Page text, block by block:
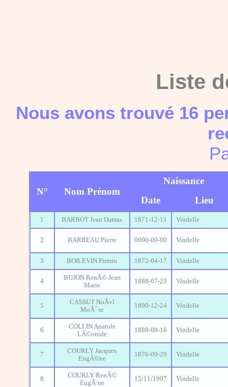
Liste
Nous avons trouvé 16
N° Nom Prénom
Naissance
Date
Lieu
1 BARBOT Jean Damas 1871-12-11 Vindelle
2 BARREAU Pierre 0000-00-00 Vindelle
3 BOILEVIN Firmin 1872-04-17 Vindelle
4
BUJON RenÃ© Jean
Marie
1888-07-23 Vindelle
5
CASSUT NoÃ«l
MoÃ¯se
1890-12-24 Vindelle
6
COLLIN Anatole
LÃ©onide
1888-08-16 Vindelle
7
COURLY Jacques
EugÃ©ne
1876-09-29 Vindelle
8
COURLY RenÃ©
EugÃ¨ne
15/11/1907 Vindelle